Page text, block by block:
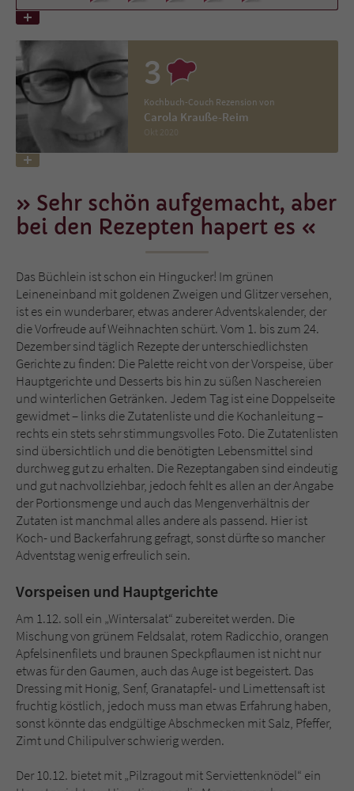
3
Kochbuch-Couch Rezension von
Carola Krauße-Reim
Sehr schön aufgemacht, aber
bei den Rezepten hapert es
Das Büchlein ist schon ein Hingucker! Im grünen
Leineneinband mit goldenen Zweigen und Glitzer versehen,
ist es ein wunderbarer, etwas anderer Adventskalender, der
die Vorfreude auf Weihnachten schürt. Vom 1. bis zum 24.
Dezember sind täglich Rezepte der unterschiedlichsten
Gerichte zu finden: Die Palette reicht von der Vorspeise, über
Hauptgerichte und Desserts bis hin zu süßen Naschereien
und winterlichen Getränken. Jedem Tag ist eine Doppelseite
gewidmet – links die Zutatenliste und die Kochanleitung –
rechts ein stets sehr stimmungsvolles Foto. Die Zutatenlisten
sind übersichtlich und die benötigten Lebensmittel sind
durchweg gut zu erhalten. Die Rezeptangaben sind eindeutig
und gut nachvollziehbar, jedoch fehlt es allen an der Angabe
der Portionsmenge und auch das Mengenverhältnis der
Zutaten ist manchmal alles andere als passend. Hier ist
Koch- und Backerfahrung gefragt, sonst dürfte so mancher
Adventstag wenig erfreulich sein.
Vorspeisen und Hauptgerichte
Am 1.12. soll ein „Wintersalat“ zubereitet werden. Die
Mischung von grünem Feldsalat, rotem Radicchio, orangen
Apfelsinenfilets und braunen Speckpflaumen ist nicht nur
etwas für den Gaumen, auch das Auge ist begeistert. Das
Dressing mit Honig, Senf, Granatapfel- und Limettensaft ist
fruchtig köstlich, jedoch muss man etwas Erfahrung haben,
sonst könnte das endgültige Abschmecken mit Salz, Pfeffer,
Zimt und Chilipulver schwierig werden.
Der 10.12. bietet mit „Pilzragout mit Serviettenknödel“ ein
Name tx_pwcomments_ahash
Anbieter Literatur-Couch Medien GmbH & Co. KG
Laufzeit
Zweck
Name fe_typo_user
Anbieter Literatur-Couch Medien GmbH & Co. KG
Laufzeit Session
Zweck
Dieses Cookie gewährleistet die
Kommunikation der Webseite mit dem
Benutzer. Es wird benötigt um z. B. den
Sicherheitscode des Kontaktformulars zu
überprüfen.